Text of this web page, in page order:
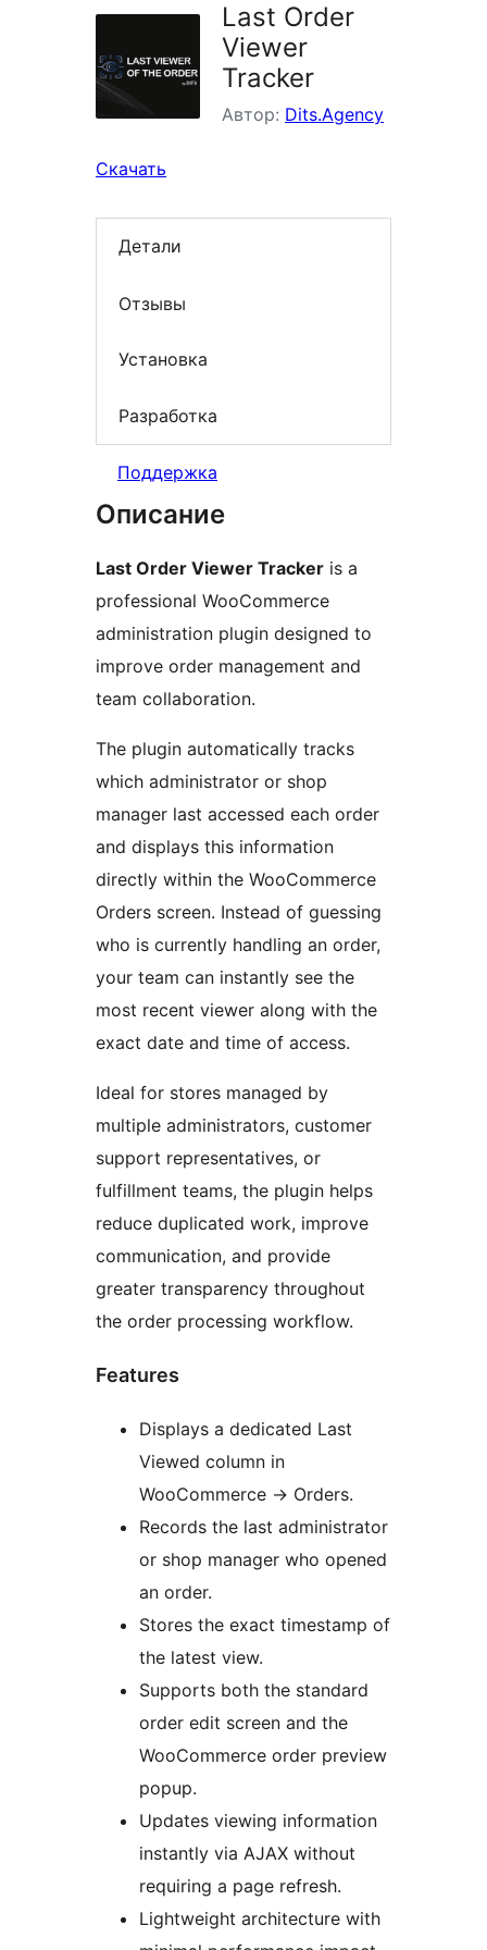
Last Order
Viewer
Tracker
Автор: Dits.Agency
Скачать
Детали
Отзывы
Установка
Разработка
Поддержка
Описание
Last Order Viewer Tracker is a
professional WooCommerce
administration plugin designed to
improve order management and
team collaboration.
The plugin automatically tracks
which administrator or shop
manager last accessed each order
and displays this information
directly within the WooCommerce
Orders screen. Instead of guessing
who is currently handling an order,
your team can instantly see the
most recent viewer along with the
exact date and time of access.
Ideal for stores managed by
multiple administrators, customer
support representatives, or
fulfillment teams, the plugin helps
reduce duplicated work, improve
communication, and provide
greater transparency throughout
the order processing workflow.
Features
Displays a dedicated Last
Viewed column in
WooCommerce → Orders.
Records the last administrator
or shop manager who opened
an order.
Stores the exact timestamp of
the latest view.
Supports both the standard
order edit screen and the
WooCommerce order preview
popup.
Updates viewing information
instantly via AJAX without
requiring a page refresh.
Lightweight architecture with